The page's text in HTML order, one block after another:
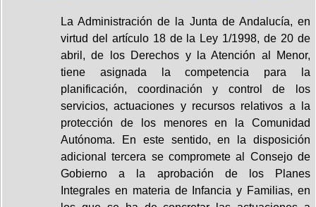
La Administración de la Junta de Andalucía, en
virtud del artículo 18 de la Ley 1/1998, de 20 de
abril, de los Derechos y la Atención al Menor,
tiene asignada la competencia para la
planificación, coordinación y control de los
servicios, actuaciones y recursos relativos a la
protección de los menores en la Comunidad
Autónoma. En este sentido, en la disposición
adicional tercera se compromete al Consejo de
Gobierno a la aprobación de los Planes
Integrales en materia de Infancia y Familias, en